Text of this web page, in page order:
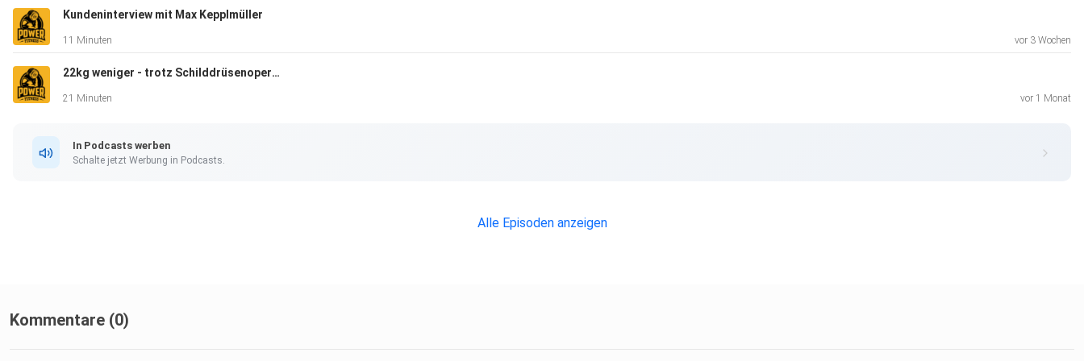
Kundeninterview mit Max Kepplmüller
11 Minuten vor 3 Wochen
22kg weniger - trotz Schilddrüsenoperation (mit nur 2h pro Woche)
21 Minuten vor 1 Monat
In Podcasts werben
Schalte jetzt Werbung in Podcasts.
Alle Episoden anzeigen
Kommentare (0)